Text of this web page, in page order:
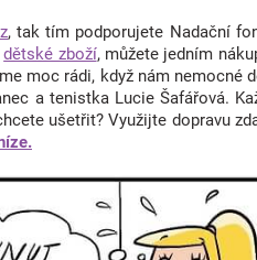
, tak tím podporujete Nadační
dětské zboží, můžete jedním
moc rádi, když nám nemocné
a tenistka Lucie Šafářová.
ušetřit? Využijte dopravu